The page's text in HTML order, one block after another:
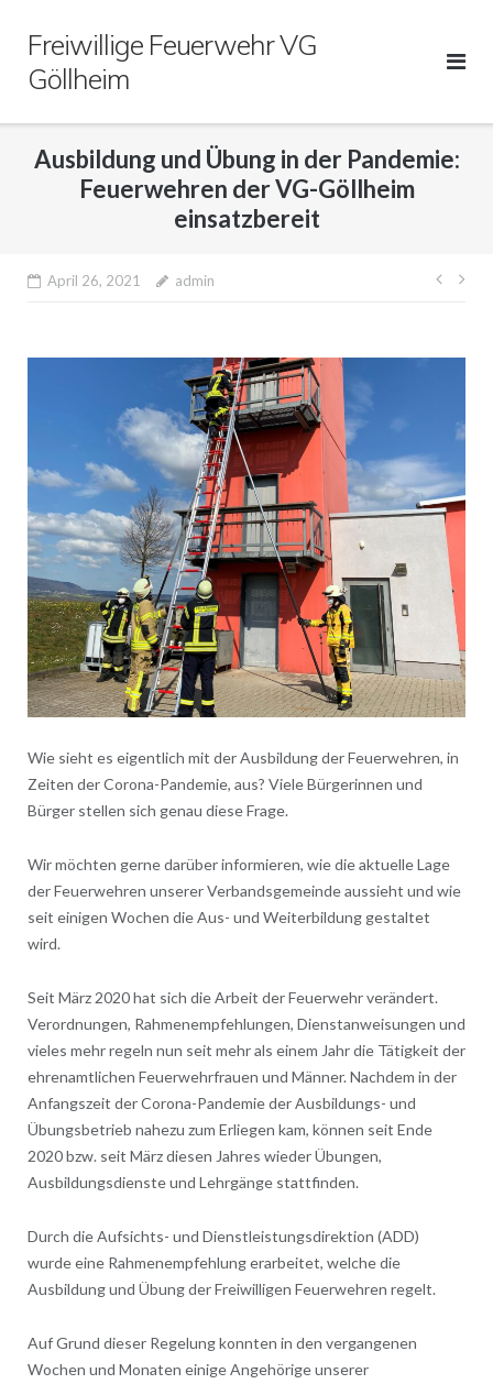
Freiwillige Feuerwehr VG
Göllheim
Ausbildung und Übung in der Pandemie:
Feuerwehren der VG-Göllheim
einsatzbereit
April 26, 2021 admin
Wie sieht es eigentlich mit der Ausbildung der Feuerwehren, in
Zeiten der Corona-Pandemie, aus? Viele Bürgerinnen und
Bürger stellen sich genau diese Frage.
Wir möchten gerne darüber informieren, wie die aktuelle Lage
der Feuerwehren unserer Verbandsgemeinde aussieht und wie
seit einigen Wochen die Aus- und Weiterbildung gestaltet
wird.
Seit März 2020 hat sich die Arbeit der Feuerwehr verändert.
Verordnungen, Rahmenempfehlungen, Dienstanweisungen und
vieles mehr regeln nun seit mehr als einem Jahr die Tätigkeit der
ehrenamtlichen Feuerwehrfrauen und Männer. Nachdem in der
Anfangszeit der Corona-Pandemie der Ausbildungs- und
Übungsbetrieb nahezu zum Erliegen kam, können seit Ende
2020 bzw. seit März diesen Jahres wieder Übungen,
Ausbildungsdienste und Lehrgänge stattfinden.
Durch die Aufsichts- und Dienstleistungsdirektion (ADD)
wurde eine Rahmenempfehlung erarbeitet, welche die
Ausbildung und Übung der Freiwilligen Feuerwehren regelt.
Auf Grund dieser Regelung konnten in den vergangenen
Wochen und Monaten einige Angehörige unserer